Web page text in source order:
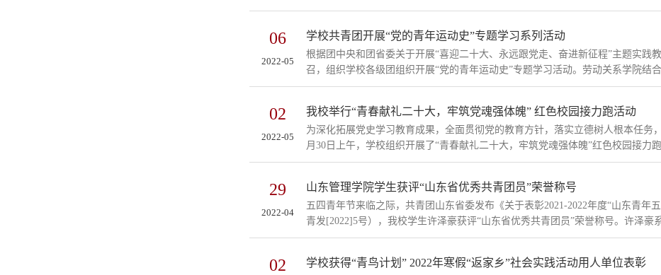
06
2022-05
学校共青团开展“党的青年运动史”专题学习系列活动
根据团中央和团省委关于开展“喜迎二十大、永远跟党走、奋进新征程”主题实践
召，组织学校各级团组织开展“党的青年运动史”专题学习活动。劳动关系学院结
02
2022-05
我校举行“青春献礼二十大，牢筑党魂强体魄” 红色校园接力跑活动
为深化拓展党史学习教育成果，全面贯彻党的教育方针，落实立德树人根本任务
月30日上午，学校组织开展了“青春献礼二十大，牢筑党魂强体魄”红色校园接力
29
2022-04
山东管理学院学生获评“山东省优秀共青团员”荣誉称号
五四青年节来临之际，共青团山东省委发布《关于表彰2021-2022年度“山东青年
青发[2022]5号），我校学生许泽豪获评“山东省优秀共青团员”荣誉称号。许泽豪
02 学校获得“青鸟计划” 2022年寒假“返家乡”社会实践活动用人单位表彰